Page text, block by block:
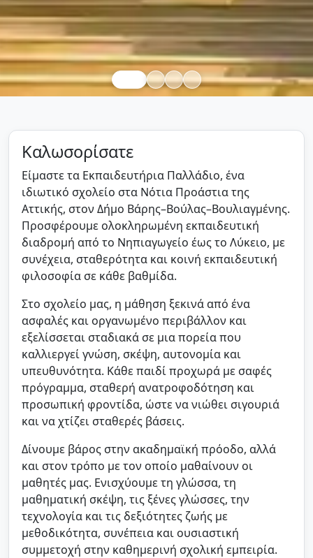
Ιδιωτικό Σχολείο -
Εκπαιδευτήρια Παλλάδιο
Νηπιαγωγείο-Δημοτικό-Γυμνάσιο-Λύκειο: εκπαίδευση με
έμφαση στην καινοτομία και τις δεξιότητες ζωής
Καλωσορίσατε
Είμαστε τα Εκπαιδευτήρια Παλλάδιο, ένα
ιδιωτικό σχολείο στα Νότια Προάστια της
Αττικής, στον Δήμο Βάρης–Βούλας–Βουλιαγμένης.
Προσφέρουμε ολοκληρωμένη εκπαιδευτική
διαδρομή από το Νηπιαγωγείο έως το Λύκειο, με
συνέχεια, σταθερότητα και κοινή εκπαιδευτική
φιλοσοφία σε κάθε βαθμίδα.
Στο σχολείο μας, η μάθηση ξεκινά από ένα
ασφαλές και οργανωμένο περιβάλλον και
εξελίσσεται σταδιακά σε μια πορεία που
καλλιεργεί γνώση, σκέψη, αυτονομία και
υπευθυνότητα. Κάθε παιδί προχωρά με σαφές
πρόγραμμα, σταθερή ανατροφοδότηση και
προσωπική φροντίδα, ώστε να νιώθει σιγουριά
και να χτίζει σταθερές βάσεις.
Δίνουμε βάρος στην ακαδημαϊκή πρόοδο, αλλά
και στον τρόπο με τον οποίο μαθαίνουν οι
μαθητές μας. Ενισχύουμε τη γλώσσα, τη
μαθηματική σκέψη, τις ξένες γλώσσες, την
τεχνολογία και τις δεξιότητες ζωής με
μεθοδικότητα, συνέπεια και ουσιαστική
συμμετοχή στην καθημερινή σχολική εμπειρία.